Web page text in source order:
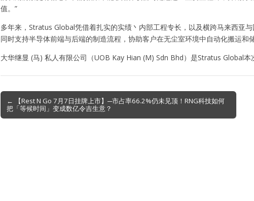
值。”
多年来，Stratus Global凭借着扎实的实绩丶内部工程专长，以及横跨马来西亚
同时支持半导体前端与后端的制造流程，协助客户在无尘室环境中自动化搬运和
大华继显 (马) 私人有限公司（UOB Kay Hian (M) Sdn Bhd）是Stratus Global本
navigation
← 【Rest N Go 7月7日挂牌上市】─市占率66.2%仍未见顶！RNG科技如何
把「等候时间」变成数亿令吉生意？